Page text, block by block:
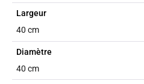
Largeur
40 cm
Diamètre
40 cm